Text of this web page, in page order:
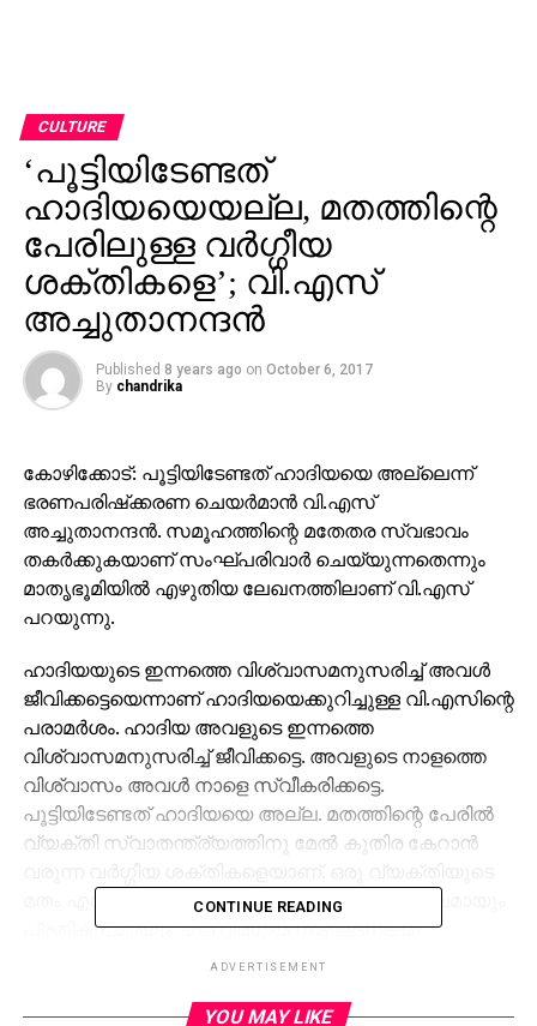
CULTURE
‘പൂട്ടിയിടേണ്ടത്
ഹാദിയയെയല്ല, മതത്തിന്റെ
പേരിലുള്ള വര്‍ഗ്ഗീയ
ശക്തികളെ’; വി.എസ്
അച്ചുതാനന്ദന്‍
Published 8 years ago on October 6, 2017
By chandrika
കോഴിക്കോട്: പൂട്ടിയിടേണ്ടത് ഹാദിയയെ അല്ലെന്ന്
ഭരണപരിഷ്‌ക്കരണ ചെയര്‍മാന്‍ വി.എസ്
അച്ചുതാനന്ദന്‍. സമൂഹത്തിന്റെ മതേതര സ്വഭാവം
തകര്‍ക്കുകയാണ് സംഘ്പരിവാര്‍ ചെയ്യുന്നതെന്നും
മാതൃഭൂമിയില്‍ എഴുതിയ ലേഖനത്തിലാണ് വി.എസ്
പറയുന്നു.
ഹാദിയയുടെ ഇന്നത്തെ വിശ്വാസമനുസരിച്ച് അവള്‍
ജീവിക്കട്ടെയെന്നാണ് ഹാദിയയെക്കുറിച്ചുള്ള വി.എസിന്റെ
പരാമര്‍ശം. ഹാദിയ അവളുടെ ഇന്നത്തെ
വിശ്വാസമനുസരിച്ച് ജീവിക്കട്ടെ. അവളുടെ നാളത്തെ
വിശ്വാസം അവള്‍ നാളെ സ്വീകരിക്കട്ടെ.
പൂട്ടിയിടേണ്ടത് ഹാദിയയെ അല്ല. മതത്തിന്റെ പേരില്‍
വ്യക്തി സ്വാതന്ത്ര്യത്തിനു മേല്‍ കുതിര കേറാന്‍
മതം എന്ന ഘടകത്തെ ആസ്പദമാക്കി അനുകൂലമായും
പ്രതികൂലമായും ചില വര്‍ഗ്ഗീയ സംഘടനകള്‍
രംഗത്തുവരികയാണ്. അവരെ എതിര്‍ക്കേണ്ടതുണ്ട്. ഈ
ഒറ്റപ്പെടുത്തുകയും വേണമെന്നും വിഎസ് കൂട്ടിച്ചേര്‍ത്തു.
CONTINUE READING
ADVERTISEMENT
YOU MAY LIKE